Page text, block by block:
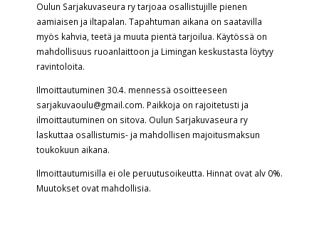
Oulun Sarjakuvaseura ry tarjoaa osallistujille pienen
aamiaisen ja iltapalan. Tapahtuman aikana on saatavilla
myös kahvia, teetä ja muuta pientä tarjoilua. Käytössä on
mahdollisuus ruoanlaittoon ja Limingan keskustasta löytyy
ravintoloita.
Ilmoittautuminen 30.4. mennessä osoitteeseen
sarjakuvaoulu@gmail.com. Paikkoja on rajoitetusti ja
ilmoittautuminen on sitova. Oulun Sarjakuvaseura ry
laskuttaa osallistumis- ja mahdollisen majoitusmaksun
toukokuun aikana.
Ilmoittautumisilla ei ole peruutusoikeutta. Hinnat ovat alv 0%.
Muutokset ovat mahdollisia.